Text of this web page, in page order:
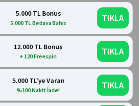
5.000 TL Bonus
5.000 TL Bedava Bahis TIKLA
12.000 TL Bonus
+ 120 Freespin TIKLA
5.000 TL'ye Varan
%100 Nakit İade! TIKLA